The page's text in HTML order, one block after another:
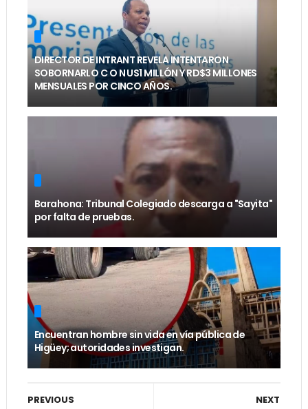
DIRECTOR DE INTRANT REVELA INTENTARON
SOBORNARLO C O N US1 MILLÓN Y RD$3 MILLONES
MENSUALES POR CINCO AÑOS.
Barahona: Tribunal Colegiado descarga a "Sayita"
por falta de pruebas.
Encuentran hombre sin vida en vía pública de
Higüey; autoridades investigan.
NEXT
PREVIOUS